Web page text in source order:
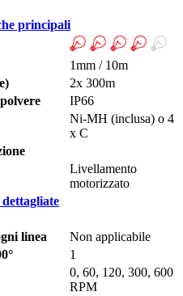
principali
1mm / 10m
2x 300m
IP66
Ni-MH (inclusa) o 4
x C
Livellamento
motorizzato
linea
Non applicabile
1
0, 60, 120, 300, 600
RPM